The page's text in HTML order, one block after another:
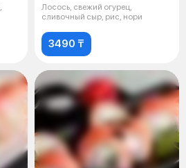
Лосось, свежий огурец,
сливочный сыр, рис, нори
3490 ₸